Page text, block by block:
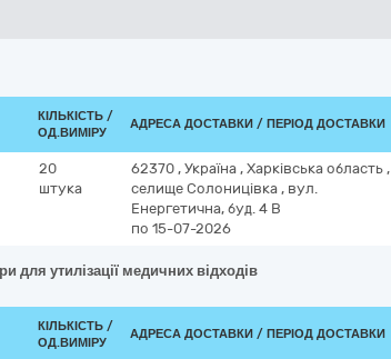
КІЛЬКІСТЬ /
ОД.ВИМІРУ
АДРЕСА ДОСТАВКИ / ПЕРІОД ДОСТАВКИ
20
штука
62370 , Україна , Харківська область ,
селище Солоницівка , вул.
Енергетична, буд. 4 В
по 15-07-2026
для утилізації медичних відходів
КІЛЬКІСТЬ /
ОД.ВИМІРУ
АДРЕСА ДОСТАВКИ / ПЕРІОД ДОСТАВКИ